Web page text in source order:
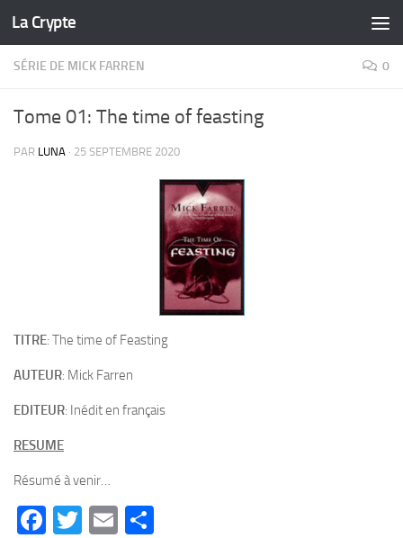
Skip to content
La Crypte
SÉRIE DE MICK FARREN 0
Tome 01: The time of feasting
PAR LUNA · 25 SEPTEMBRE 2020
TITRE: The time of Feasting
AUTEUR: Mick Farren
EDITEUR: Inédit en français
RESUME
Résumé à venir…
Facebook
Twitter
Email